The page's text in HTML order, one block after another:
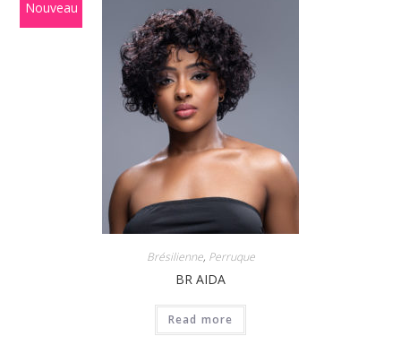
Nouveau
Brésilienne, Perruque
BR AIDA
Read more